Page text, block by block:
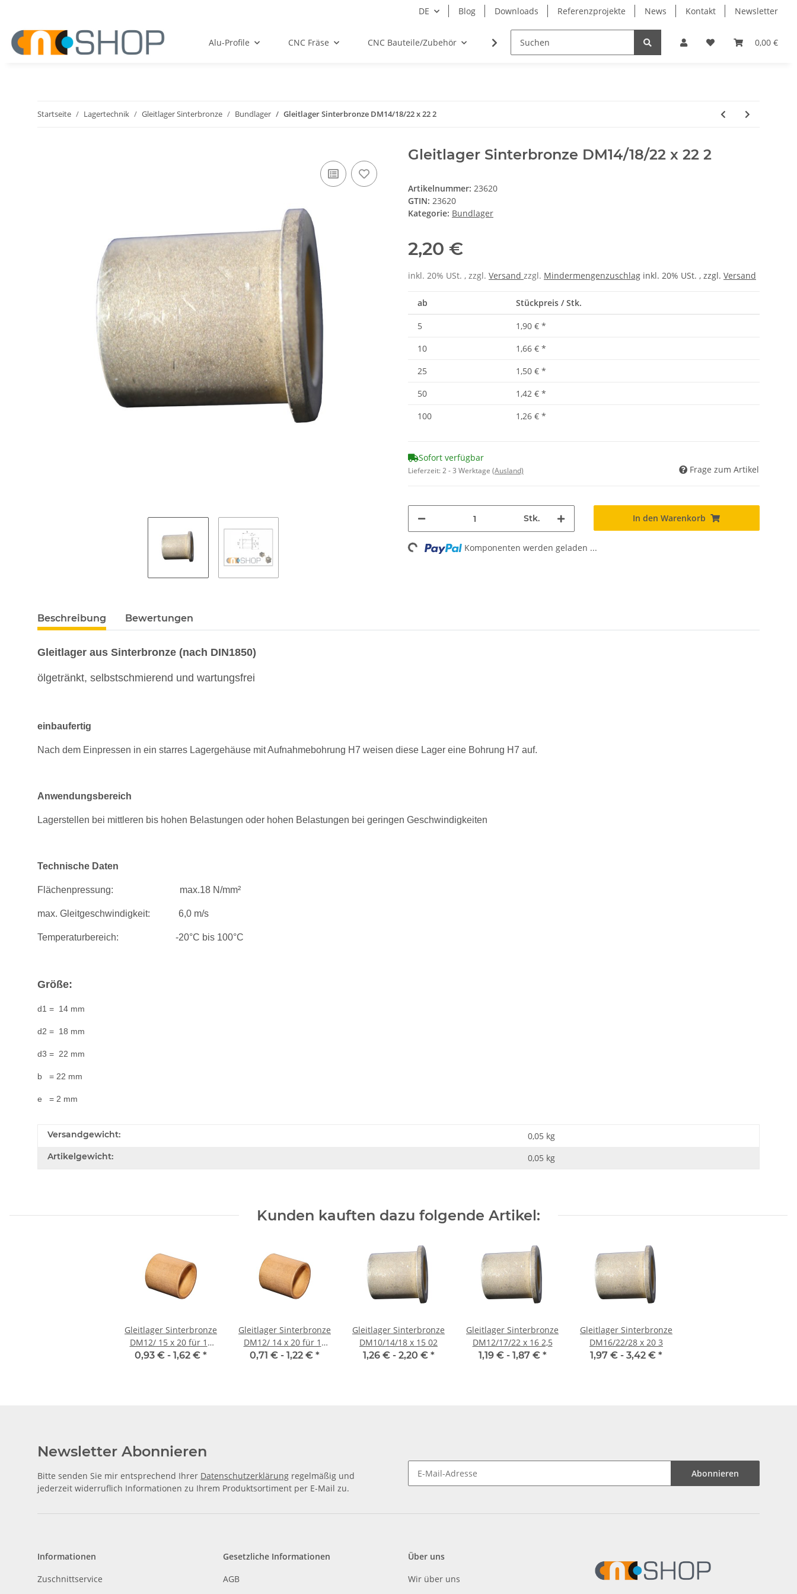
DE Blog Downloads Referenzprojekte News Kontakt Newsletter
0,00 €
Alu-Profile CNC Fräse CNC Bauteile/Zubehör Elektro Lagertechnik Lineartechnik
Startseite Lagertechnik Gleitlager Sinterbronze Bundlager Gleitlager Sinterbronze DM14/18/22 x 22 2
Gleitlager Sinterbronze DM14/18/22 x 22 2
Artikelnummer: 23620
GTIN: 23620
Kategorie: Bundlager
2,20 €
inkl. 20% USt. , zzgl. Versand zzgl. Mindermengenzuschlag inkl. 20% USt. , zzgl. Versand
ab Stückpreis / Stk.
5 1,90 € *
10
1,66 € *
25
1,50 € *
50
1,42 € *
100
1,26 € *
Sofort verfügbar
Lieferzeit:2 - 3 Werktage (Ausland) Frage zum Artikel
Stk. In den Warenkorb
Loading... Komponenten werden geladen ...
Beschreibung Bewertungen
Gleitlager aus Sinterbronze (nach DIN1850)
ölgetränkt, selbstschmierend und wartungsfrei
einbaufertig
Nach dem Einpressen in ein starres Lagergehäuse mit Aufnahmebohrung H7 weisen diese Lager eine Bohrung H7 auf.
Anwendungsbereich
Lagerstellen bei mittleren bis hohen Belastungen oder hohen Belastungen bei geringen Geschwindigkeiten
Technische Daten
Flächenpressung: max.18 N/mm²
max. Gleitgeschwindigkeit: 6,0 m/s
Temperaturbereich: -20°C bis 100°C
Größe:
d1 = 14 mm
d2 = 18 mm
d3 = 22 mm
b = 22 mm
e = 2 mm
Versandgewicht: 0,05 kg
Artikelgewicht: 0,05 kg
Kunden kauften dazu folgende Artikel:
Gleitlager Sinterbronze
DM12/ 15 x 20 für 12
mm Welle
0,93 € - 1,62 € *
Gleitlager Sinterbronze
DM12/ 14 x 20 für 12
mm Welle
0,71 € - 1,22 € *
Gleitlager Sinterbronze
DM10/14/18 x 15 02
1,26 € - 2,20 € *
Gleitlager Sinterbronze
DM12/17/22 x 16 2,5
1,19 € - 1,87 € *
Gleitlager Sinterbronze
DM16/22/28 x 20 3
1,97 € - 3,42 € *
Newsletter Abonnieren
Bitte senden Sie mir entsprechend Ihrer Datenschutzerklärung regelmäßig und
jederzeit widerruflich Informationen zu Ihrem Produktsortiment per E-Mail zu.
Abonnieren
Informationen
Zuschnittservice
Gesetzliche Informationen
AGB
Über uns
Wir über uns